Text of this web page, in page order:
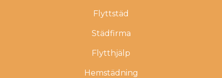
Flyttstäd
Städfirma
Flytthjälp
Hemstädning